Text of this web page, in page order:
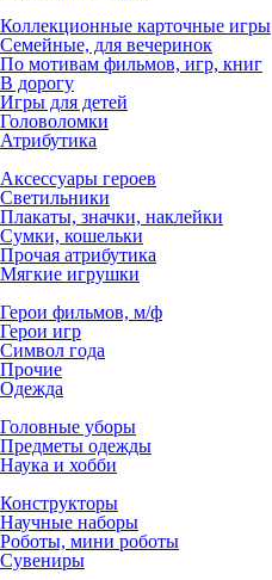
Коллекционные карточные игры
Семейные, для вечеринок
По мотивам фильмов, игр, книг
В дорогу
Игры для детей
Головоломки
Атрибутика
Аксессуары героев
Светильники
Плакаты, значки, наклейки
Сумки, кошельки
Прочая атрибутика
Мягкие игрушки
Герои фильмов, м/ф
Герои игр
Символ года
Прочие
Одежда
Головные уборы
Предметы одежды
Наука и хобби
Конструкторы
Научные наборы
Роботы, мини роботы
Сувениры